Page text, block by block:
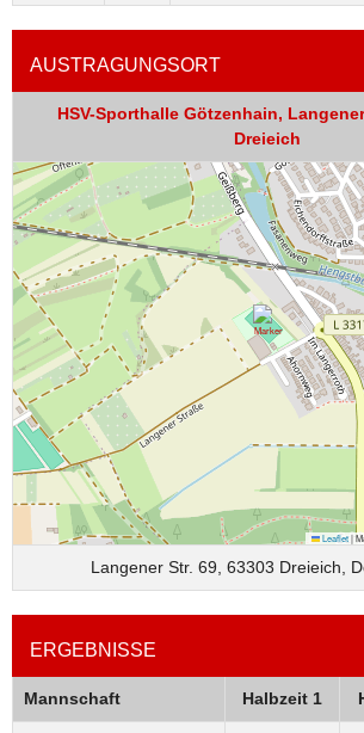
AUSTRAGUNGSORT
HSV-Sporthalle Götzenhain,
Dreieich
Leaflet|
Langener Str. 69, 63303 Dreieich,
ERGEBNISSE
Mannschaft Halbzeit 1